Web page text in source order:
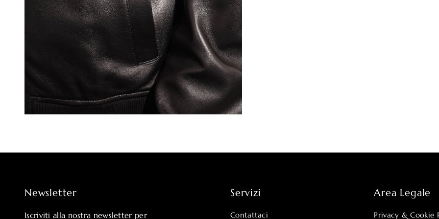
Newsletter
Iscriviti alla nostra newsletter per
Servizi
Contattaci
Area Legale
Privacy & Cookie